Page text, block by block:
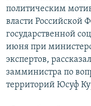
политическим
власти Российской
государственной
июня при
экспертов, рассказал
замминистра по
территорий Юсуф